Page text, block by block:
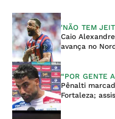
'NÃO TEM
Caio
avança no
“POR GENTE
Pênalti
Fortaleza;